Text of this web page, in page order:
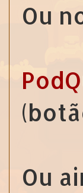
Ou
Ou